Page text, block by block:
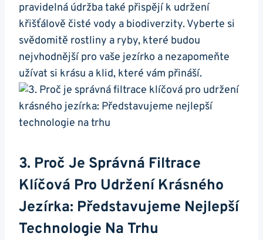
pravidelná ⁢údržba také přispějí k udržení
křišťálově čisté⁢ vody a biodiverzity. Vyberte si
svědomitě ⁣rostliny a ryby,​ které budou
nejvhodnější pro vaše jezírko a ⁤nezapomeňte
užívat si krásu a⁢ klid, které vám přináší.
3. Proč Je Správná Filtrace​
Klíčová Pro Udržení ​krásného
Jezírka: Představujeme ‍nejlepší⁢
Technologie Na Trhu